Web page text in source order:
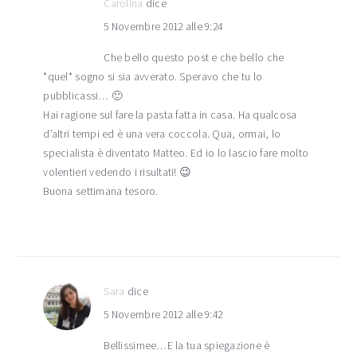
Carolina dice
5 Novembre 2012 alle 9:24
Che bello questo post e che bello che
*quel* sogno si sia avverato. Speravo che tu lo
pubblicassi… 🙂
Hai ragione sul fare la pasta fatta in casa. Ha qualcosa
d’altri tempi ed è una vera coccola. Qua, ormai, lo
specialista è diventato Matteo. Ed io lo lascio fare molto
volentieri vedendo i risultati! 😉
Buona settimana tesoro.
Sara dice
5 Novembre 2012 alle 9:42
Bellissimee…E la tua spiegazione è